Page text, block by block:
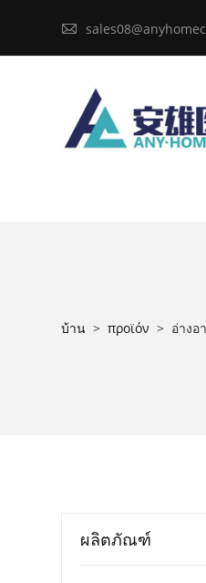

บ้าน > προϊόν > อ่างอ
ผลิตภัณฑ์